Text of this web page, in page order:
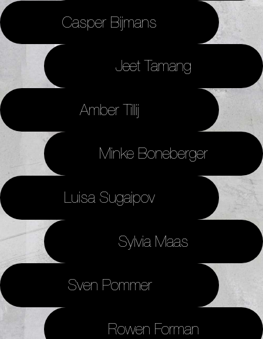
Casper Bijmans
Jeet Tamang
Amber Tillij
Minke Boneberger
Luisa Sugaipov
Sylvia Maas
Sven Pommer
Rowen Forman